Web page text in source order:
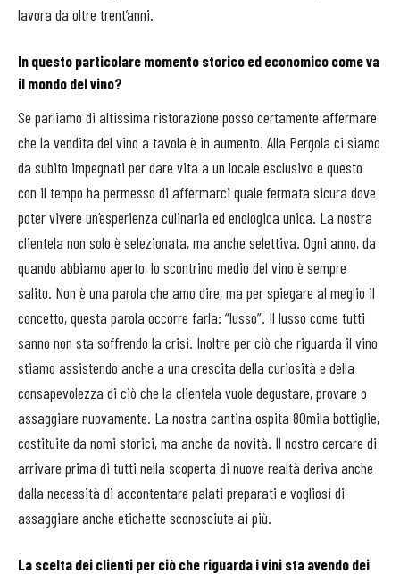
lavora da oltre trent’anni.
In questo particolare momento storico ed economico come va
il mondo del vino?
Se parliamo di altissima ristorazione posso certamente affermare
che la vendita del vino a tavola è in aumento. Alla Pergola ci siamo
da subito impegnati per dare vita a un locale esclusivo e questo
con il tempo ha permesso di affermarci quale fermata sicura dove
poter vivere un’esperienza culinaria ed enologica unica. La nostra
clientela non solo è selezionata, ma anche selettiva. Ogni anno, da
quando abbiamo aperto, lo scontrino medio del vino è sempre
salito. Non è una parola che amo dire, ma per spiegare al meglio il
concetto, questa parola occorre farla: “lusso”. Il lusso come tutti
sanno non sta soffrendo la crisi. Inoltre per ciò che riguarda il vino
stiamo assistendo anche a una crescita della curiosità e della
consapevolezza di ciò che la clientela vuole degustare, provare o
assaggiare nuovamente. La nostra cantina ospita 80mila bottiglie,
costituite da nomi storici, ma anche da novità. Il nostro cercare di
arrivare prima di tutti nella scoperta di nuove realtà deriva anche
dalla necessità di accontentare palati preparati e vogliosi di
assaggiare anche etichette sconosciute ai più.
La scelta dei clienti per ciò che riguarda i vini sta avendo dei